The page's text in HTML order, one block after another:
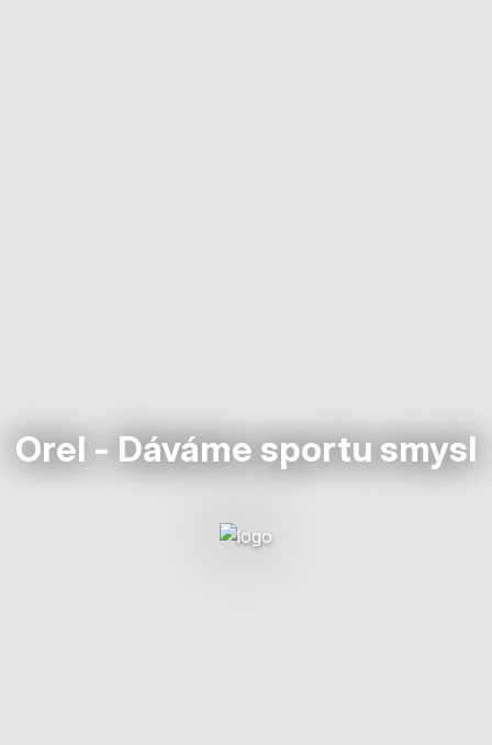
Orel - Dáváme sportu smysl